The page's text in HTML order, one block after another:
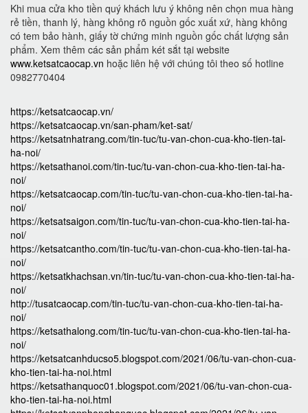
Khi mua cửa kho tiền quý khách lưu ý không nên chọn mua hàng
rẻ tiền, thanh lý, hàng không rõ nguồn gốc xuất xứ, hàng không
có tem bảo hành, giấy tờ chứng minh nguồn gốc chất lượng sản
phẩm. Xem thêm các sản phẩm két sắt tại website
www.ketsatcaocap.vn hoặc liên hệ với chúng tôi theo số hotline
0982770404
https://ketsatcaocap.vn/
https://ketsatcaocap.vn/san-pham/ket-sat/
https://ketsatnhatrang.com/tin-tuc/tu-van-chon-cua-kho-tien-tai-
ha-noi/
https://ketsathanoi.com/tin-tuc/tu-van-chon-cua-kho-tien-tai-ha-
noi/
https://ketsatcaocap.com/tin-tuc/tu-van-chon-cua-kho-tien-tai-ha-
noi/
https://ketsatsaigon.com/tin-tuc/tu-van-chon-cua-kho-tien-tai-ha-
noi/
https://ketsatcantho.com/tin-tuc/tu-van-chon-cua-kho-tien-tai-ha-
noi/
https://ketsatkhachsan.vn/tin-tuc/tu-van-chon-cua-kho-tien-tai-ha-
noi/
http://tusatcaocap.com/tin-tuc/tu-van-chon-cua-kho-tien-tai-ha-
noi/
https://ketsathalong.com/tin-tuc/tu-van-chon-cua-kho-tien-tai-ha-
noi/
https://ketsatcanhducso5.blogspot.com/2021/06/tu-van-chon-cua-
kho-tien-tai-ha-noi.html
https://ketsathanquoc01.blogspot.com/2021/06/tu-van-chon-cua-
kho-tien-tai-ha-noi.html